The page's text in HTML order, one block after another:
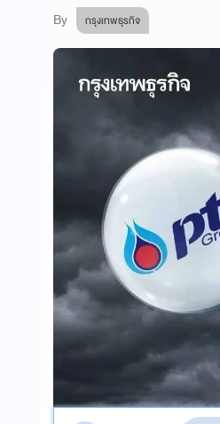
By กรุงเทพธุรกิจ